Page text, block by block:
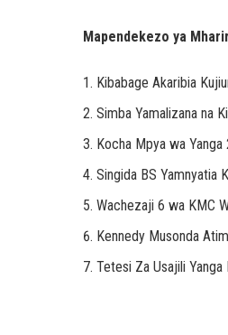
Mapendekezo ya
Kibabage Akaribia
Simba Yamalizana na
Kocha Mpya wa
Singida BS Yamnyatia
Wachezaji 6 wa KMC
Kennedy Musonda
Tetesi Za Usajili